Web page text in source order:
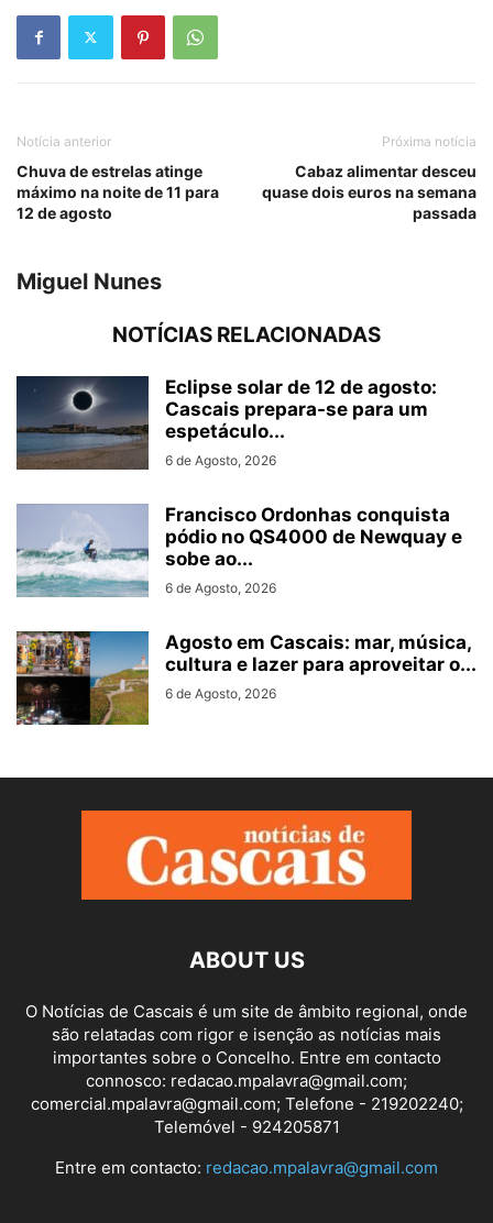
Notícia anterior
Chuva de estrelas atinge
máximo na noite de 11 para
12 de agosto
Próxima notícia
Cabaz alimentar desceu
quase dois euros na semana
passada
Miguel Nunes
NOTÍCIAS RELACIONADAS
Eclipse solar de 12 de agosto:
Cascais prepara-se para um
espetáculo...
6 de Agosto, 2026
Francisco Ordonhas conquista
pódio no QS4000 de Newquay e
sobe ao...
6 de Agosto, 2026
Agosto em Cascais: mar, música,
cultura e lazer para aproveitar o...
6 de Agosto, 2026
ABOUT US
O Notícias de Cascais é um site de âmbito regional, onde
são relatadas com rigor e isenção as notícias mais
importantes sobre o Concelho. Entre em contacto
connosco: redacao.mpalavra@gmail.com;
comercial.mpalavra@gmail.com; Telefone - 219202240;
Telemóvel - 924205871
Entre em contacto: redacao.mpalavra@gmail.com